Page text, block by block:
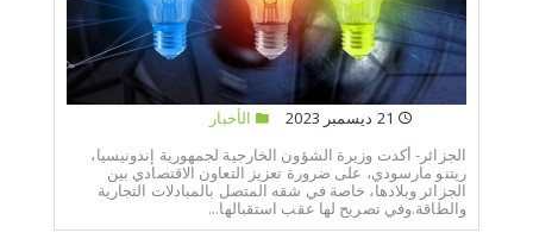
الأخبار
الجزائر- أكدت وزيرة الشؤون الخارجية لجمهورية إندونيسيا،
ريتنو مارسودي، على ضرورة تعزيز التعاون الاقتصادي بين
الجزائر وبلادها، خاصة في شقه المتصل بالمبادلات التجارية
والطاقة.وفي تصريح لها عقب استقبالها...